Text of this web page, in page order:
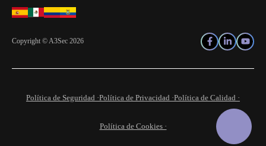
Copyright © A3Sec 2026
Política de Seguridad ·Política de Privacidad ·Política de Calidad ·
Política de Cookies ·